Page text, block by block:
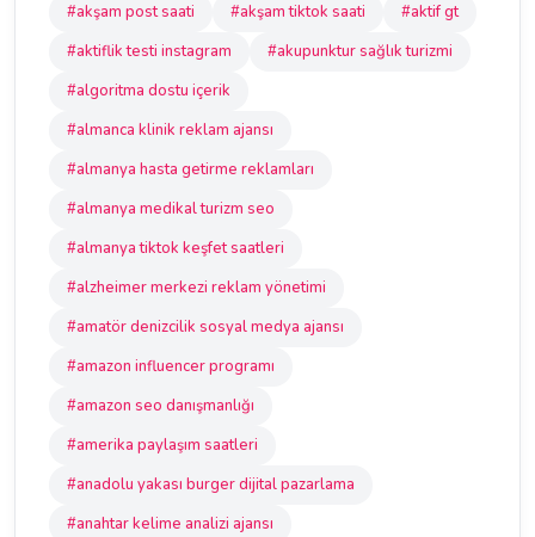
#akşam post saati
#akşam tiktok saati
#aktif gt
#aktiflik testi instagram
#akupunktur sağlık turizmi
#algoritma dostu içerik
#almanca klinik reklam ajansı
#almanya hasta getirme reklamları
#almanya medikal turizm seo
#almanya tiktok keşfet saatleri
#alzheimer merkezi reklam yönetimi
#amatör denizcilik sosyal medya ajansı
#amazon influencer programı
#amazon seo danışmanlığı
#amerika paylaşım saatleri
#anadolu yakası burger dijital pazarlama
#anahtar kelime analizi ajansı